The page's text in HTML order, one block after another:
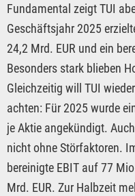
Fundamental zeigt TUI
Geschäftsjahr 2025
24,2 Mrd. EUR und ein
Besonders stark blieben
Gleichzeitig will TUI
achten: Für 2025 wurde
je Aktie angekündigt.
nicht ohne Störfaktoren.
bereinigte EBIT auf 77
Mrd. EUR. Zur Halbzeit